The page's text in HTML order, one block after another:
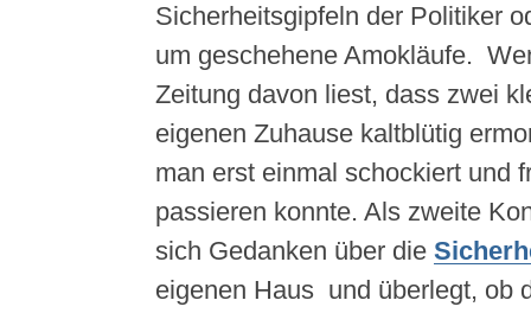
Sicherheitsgipfeln der Politiker
um geschehene Amokläufe.
Zeitung davon liest, dass zwei
eigenen Zuhause kaltblütig
man erst einmal schockiert und
passieren konnte. Als zweite
sich Gedanken über die
eigenen Haus und überlegt, ob